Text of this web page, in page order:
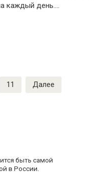
каждый день….
11 Далее
быть самой
в России.